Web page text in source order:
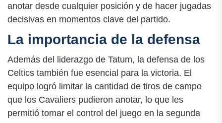
anotar desde cualquier posición y de hacer jugadas
decisivas en momentos clave del partido.
La importancia de la defensa
Además del liderazgo de Tatum, la defensa de los
Celtics también fue esencial para la victoria. El
equipo logró limitar la cantidad de tiros de campo
que los Cavaliers pudieron anotar, lo que les
permitió tomar el control del juego en la segunda